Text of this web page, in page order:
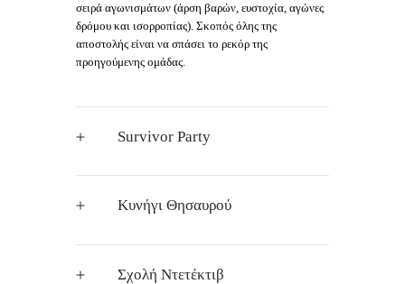
σειρά αγωνισμάτων (άρση βαρών, ευστοχία, αγώνες
δρόμου και ισορροπίας). Σκοπός όλης της
αποστολής είναι να σπάσει το ρεκόρ της
προηγούμενης ομάδας.
Survivor Party
Κυνήγι Θησαυρού
Σχολή Ντετέκτιβ